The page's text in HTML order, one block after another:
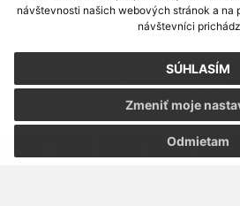
návštevnosti našich webových stránok a na
návštevníci
SÚHLASÍM
Odmietam
Zmeniť moje
CMS systém (redakčný) systém ECHELON
webex.digital, s.r.o.,
Posledná aktualizácia:
Vytlačiť stránku|Vyhlásenie